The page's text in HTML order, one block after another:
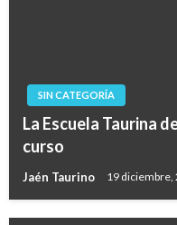
SIN CATEGORÍA
La Escuela Taurina
curso
Jaén Taurino 19 diciembre,